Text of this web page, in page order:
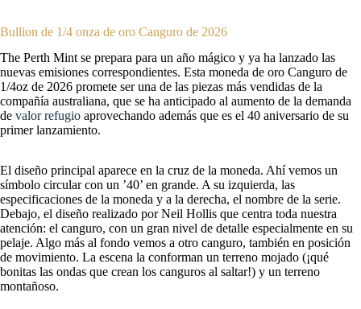
Bullion de 1/4 onza de oro Canguro de 2026
The Perth Mint se prepara para un año mágico y ya ha lanzado las
nuevas emisiones correspondientes. Esta moneda de oro Canguro de
1/4oz de 2026 promete ser una de las piezas más vendidas de la
compañía australiana, que se ha anticipado al aumento de la demanda
de valor refugio aprovechando además que es el 40 aniversario de su
primer lanzamiento.
El diseño principal aparece en la cruz de la moneda. Ahí vemos un
símbolo circular con un ’40’ en grande. A su izquierda, las
especificaciones de la moneda y a la derecha, el nombre de la serie.
Debajo, el diseño realizado por Neil Hollis que centra toda nuestra
atención: el canguro, con un gran nivel de detalle especialmente en su
pelaje. Algo más al fondo vemos a otro canguro, también en posición
de movimiento. La escena la conforman un terreno mojado (¡qué
bonitas las ondas que crean los canguros al saltar!) y un terreno
montañoso.